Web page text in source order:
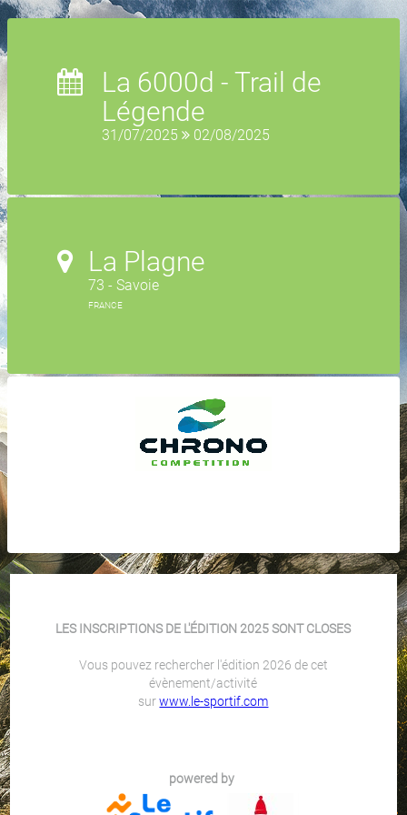
La 6000d - Trail de
Légende
31/07/2025 02/08/2025
La Plagne
73 - Savoie
FRANCE
LES INSCRIPTIONS DE L'ÉDITION 2025 SONT CLOSES
Vous pouvez rechercher l'édition 2026 de cet
évènement/activité
surwww.le-sportif.com
powered by